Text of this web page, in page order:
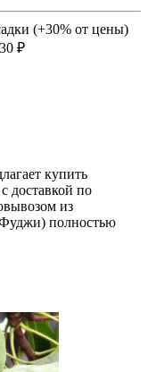
(+30% от цены)
30 ₽
купить
доставкой по
из
полностью